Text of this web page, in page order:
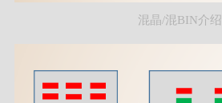
混晶/混BIN介绍